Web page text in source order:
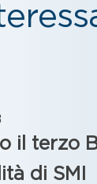
il terzo
di SMI